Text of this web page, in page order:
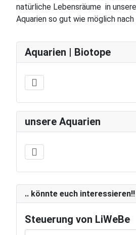
natürliche Lebensräume in
Aquarien so gut wie möglich nach
Aquarien | Biotope
unsere Aquarien
.. könnte euch interessieren!!
Steuerung von LiWeBe